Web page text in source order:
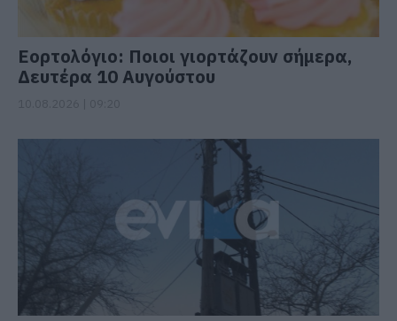
Εορτολόγιο: Ποιοι γιορτάζουν σήμερα,
Δευτέρα 10 Αυγούστου